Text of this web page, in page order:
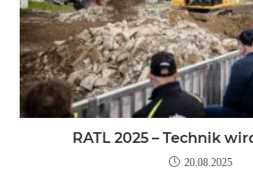
RATL 2025 – Technik
20.08.2025